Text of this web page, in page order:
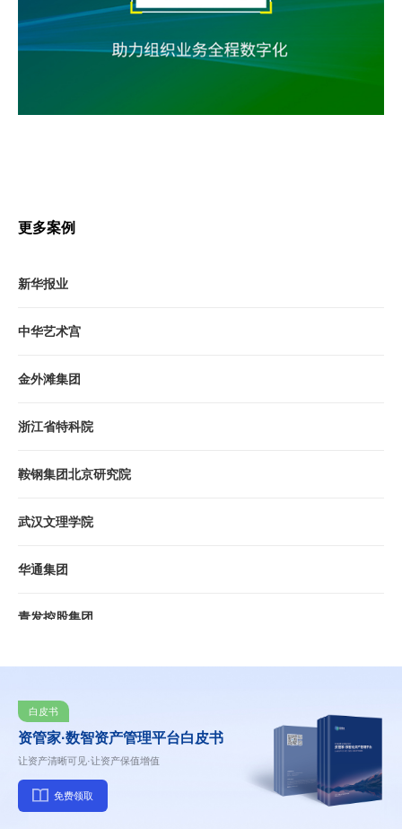
更多案例
新华报业
中华艺术宫
金外滩集团
浙江省特科院
鞍钢集团北京研究院
武汉文理学院
华通集团
青发控股集团
西湖文旅
联智桥隧
雷允上
科曼医疗
白皮书
资管家·数智资产管理平台白皮书
让资产清晰可见·让资产保值增值
免费领取